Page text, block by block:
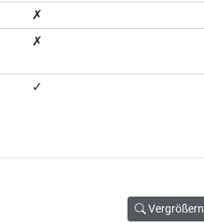
✗
✗
✓
Vergrößern